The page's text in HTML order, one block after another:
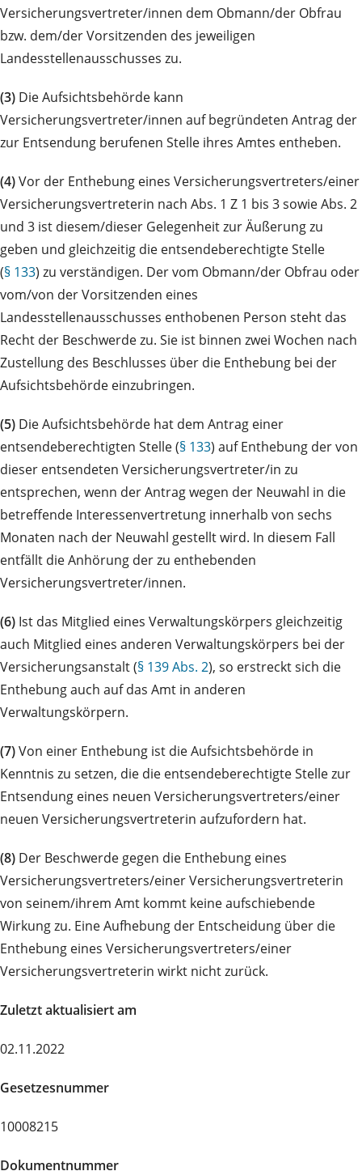
Versicherungsvertreter/innen dem Obmann/der Obfrau
bzw. dem/der Vorsitzenden des jeweiligen
Landesstellenausschusses zu.
(3) Die Aufsichtsbehörde kann
Versicherungsvertreter/innen auf begründeten Antrag der
zur Entsendung berufenen Stelle ihres Amtes entheben.
(4)Vor der Enthebung eines Versicherungsvertreters/einer
Versicherungsvertreterin nach Abs. 1 Z 1 bis 3 sowie Abs. 2
und 3 ist diesem/dieser Gelegenheit zur Äußerung zu
geben und gleichzeitig die entsendeberechtigte Stelle
(§ 133) zu verständigen. Der vom Obmann/der Obfrau oder
vom/von der Vorsitzenden eines
Landesstellenausschusses enthobenen Person steht das
Recht der Beschwerde zu. Sie ist binnen zwei Wochen nach
Zustellung des Beschlusses über die Enthebung bei der
Aufsichtsbehörde einzubringen.
(5) Die Aufsichtsbehörde hat dem Antrag einer
entsendeberechtigten Stelle (§ 133) auf Enthebung der von
dieser entsendeten Versicherungsvertreter/in zu
entsprechen, wenn der Antrag wegen der Neuwahl in die
betreffende Interessenvertretung innerhalb von sechs
Monaten nach der Neuwahl gestellt wird. In diesem Fall
entfällt die Anhörung der zu enthebenden
Versicherungsvertreter/innen.
(6) Ist das Mitglied eines Verwaltungskörpers gleichzeitig
auch Mitglied eines anderen Verwaltungskörpers bei der
Versicherungsanstalt (§ 139 Abs. 2), so erstreckt sich die
Enthebung auch auf das Amt in anderen
Verwaltungskörpern.
(7)Von einer Enthebung ist die Aufsichtsbehörde in
Kenntnis zu setzen, die die entsendeberechtigte Stelle zur
Entsendung eines neuen Versicherungsvertreters/einer
neuen Versicherungsvertreterin aufzufordern hat.
(8) Der Beschwerde gegen die Enthebung eines
Versicherungsvertreters/einer Versicherungsvertreterin
von seinem/ihrem Amt kommt keine aufschiebende
Wirkung zu. Eine Aufhebung der Entscheidung über die
Enthebung eines Versicherungsvertreters/einer
Versicherungsvertreterin wirkt nicht zurück.
Zuletzt aktualisiert am
02.11.2022
Gesetzesnummer
10008215
Dokumentnummer